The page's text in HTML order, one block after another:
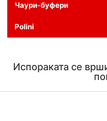
Чаури-буфери
Polini
Испораката се